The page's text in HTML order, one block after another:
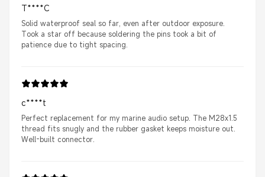
T****C
Solid waterproof seal so far, even after outdoor exposure.
Took a star off because soldering the pins took a bit of
patience due to tight spacing.
c****t
Perfect replacement for my marine audio setup. The M28x1.5
thread fits snugly and the rubber gasket keeps moisture out.
Well-built connector.